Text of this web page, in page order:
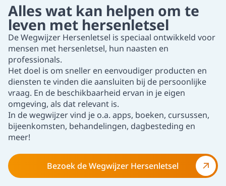
Alles wat kan helpen om te
leven met hersenletsel
De Wegwijzer Hersenletsel is speciaal ontwikkeld voor
mensen met hersenletsel, hun naasten en
professionals.
Het doel is om sneller en eenvoudiger producten en
diensten te vinden die aansluiten bij de persoonlijke
vraag. En de beschikbaarheid ervan in je eigen
omgeving, als dat relevant is.
In de wegwijzer vind je o.a. apps, boeken, cursussen,
bijeenkomsten, behandelingen, dagbesteding en
meer!
Bezoek de Wegwijzer Hersenletsel